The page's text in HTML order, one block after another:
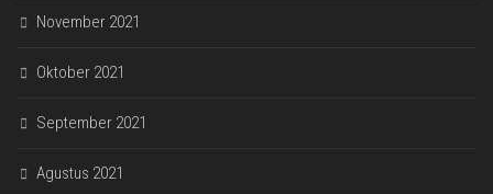
November 2021
Oktober 2021
September 2021
Agustus 2021